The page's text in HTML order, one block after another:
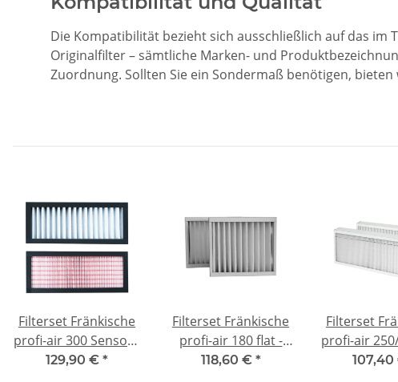
Die Kompatibilität bezieht sich ausschließlich auf das im
Originalfilter – sämtliche Marken- und
Zuordnung. Sollten Sie ein Sondermaß benötigen, bieten
Filterset Fränkische
profi-air 300 Sensor -
F7/G4
129,90 € *
Filterset Fränkische
profi-air 180 flat -
F7/G4
118,60 € *
Filterset
profi-air
- F7/